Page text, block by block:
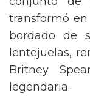
transformó
bordado de
lentejuelas,
Britney
legendaria.